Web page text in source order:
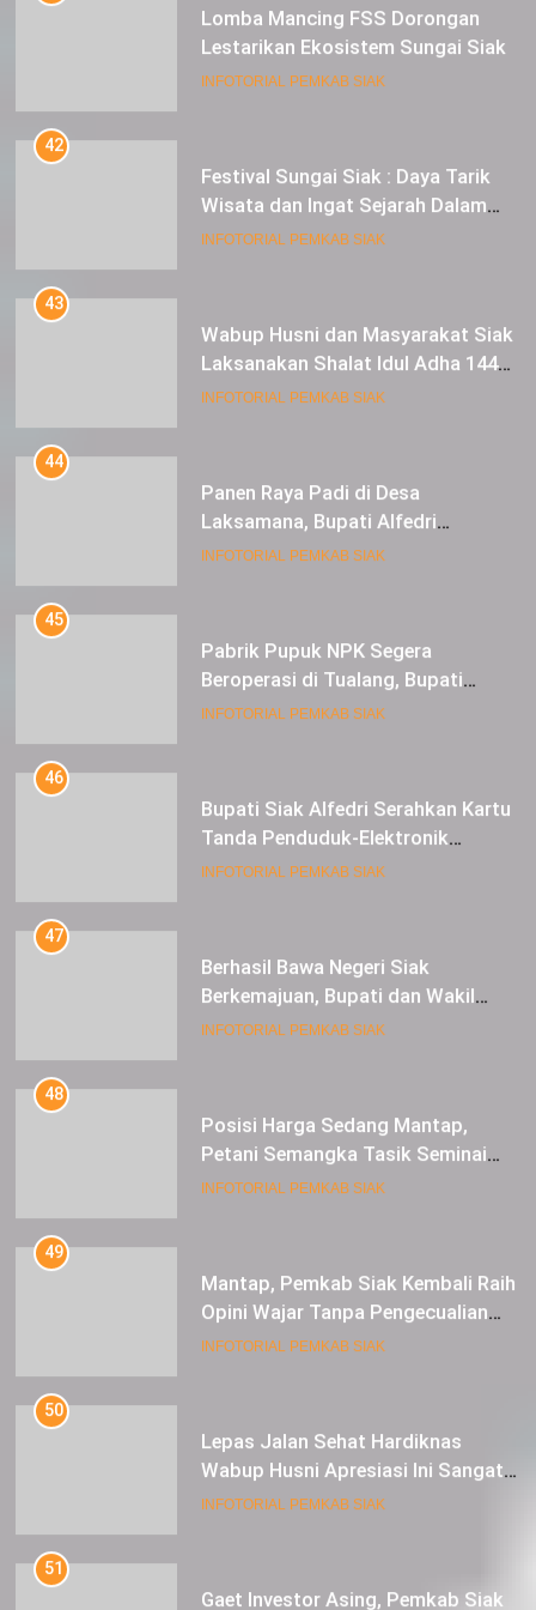
Lestarikan Ekosistem Sungai Siak
INFOTORIAL PEMKAB SIAK
42
Wisata dan Ingat Sejarah Dalam
Lestarikan Peradaban
INFOTORIAL PEMKAB SIAK
43
Laksanakan Shalat Idul Adha 1445
Hijriah di Lapangan Tugu Siak
INFOTORIAL PEMKAB SIAK
44
Laksamana, Bupati Alfedri
Serahkan 16 Unit Mesin Pompa Air
dan 1 Cultivator
INFOTORIAL PEMKAB SIAK
45
Beroperasi di Tualang, Bupati
Alfedri Investasi ini Tingkatkan
Ekonomi Masyarakat
INFOTORIAL PEMKAB SIAK
46
Tanda Penduduk-Elektronik
Kepada Pelajar SMK 1 Koto Gasib
INFOTORIAL PEMKAB SIAK
47
Berkemajuan, Bupati dan Wakil
Bupati Siak Terima Gelar Adat
INFOTORIAL PEMKAB SIAK
48
Petani Semangka Tasik Seminai
Raup Untung
INFOTORIAL PEMKAB SIAK
49
Opini Wajar Tanpa Pengecualian
ke-13 Dari BPK RI.
INFOTORIAL PEMKAB SIAK
50
Wabup Husni Apresiasi Ini Sangat
Luar Biasa
INFOTORIAL PEMKAB SIAK
51
Taja Temu Bisnis dan Siak